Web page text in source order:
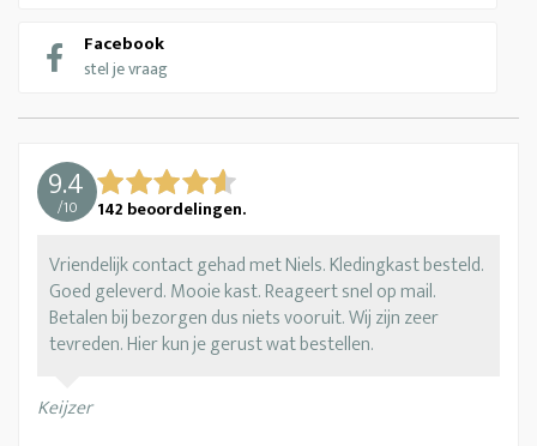
Facebook
stel je vraag
9.4
/10 142 beoordelingen.
Vriendelijk contact gehad met Niels. Kledingkast besteld.
Goed geleverd. Mooie kast. Reageert snel op mail.
Betalen bij bezorgen dus niets vooruit. Wij zijn zeer
tevreden. Hier kun je gerust wat bestellen.
Keijzer